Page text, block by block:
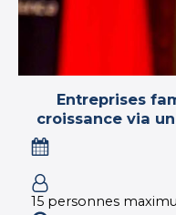
Entreprises
croissance via
15 personnes